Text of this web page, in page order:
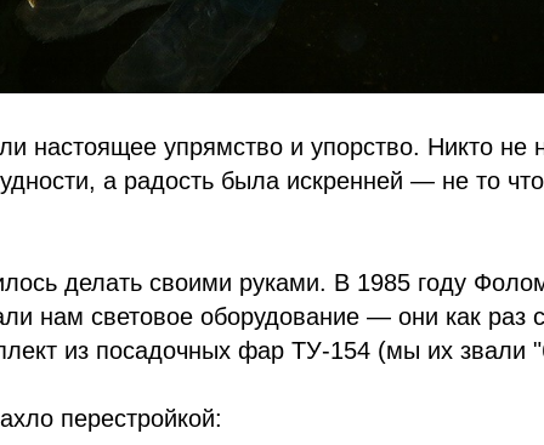
настоящее упрямство и упорство. Никто не
а радость была искренней — не то
делать своими руками. В 1985 году
нам световое оборудование — они как раз
из посадочных фар ТУ-154 (мы их звали
перестройкой: